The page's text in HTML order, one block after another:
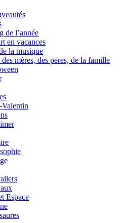
de l’année
en vacances
la musique
des mères, des pères, de la famille
Valentin
Espace